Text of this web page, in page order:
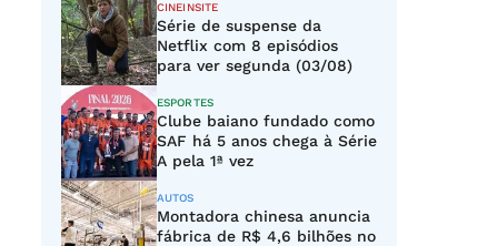
CINEINSITE
Série de suspense da
Netflix com 8 episódios
para ver segunda (03/08)
ESPORTES
Clube baiano fundado como
SAF há 5 anos chega à Série
A pela 1ª vez
AUTOS
Montadora chinesa anuncia
fábrica de R$ 4,6 bilhões no